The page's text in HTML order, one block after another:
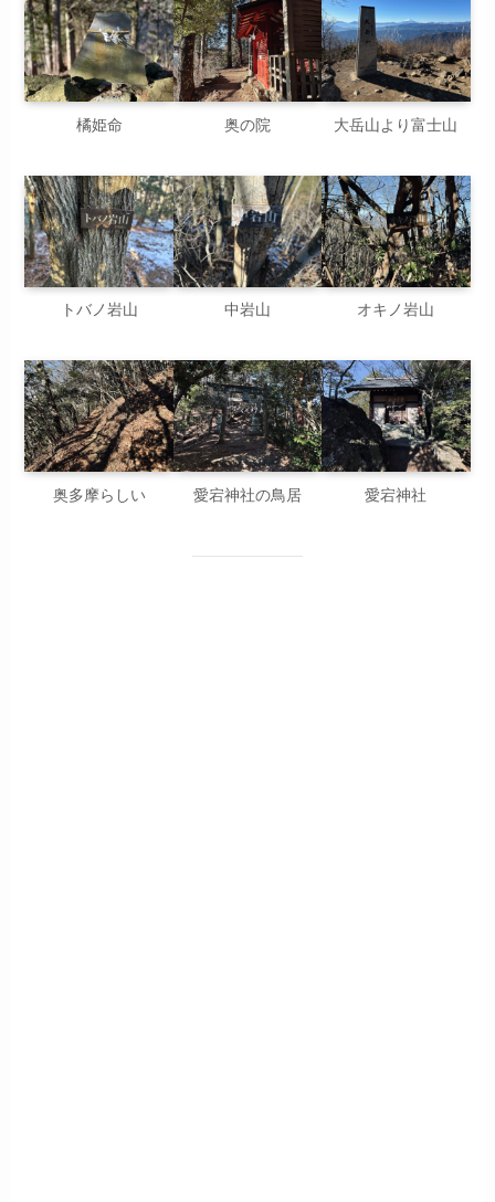
橘姫命 奥の院 大岳山より富士山
トバノ岩山 中岩山 オキノ岩山
奥多摩らしい 愛宕神社の鳥居 愛宕神社